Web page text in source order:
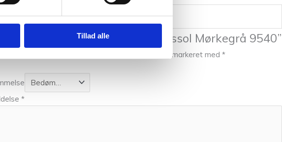
Tillad alle
første til at anmelde “Midnatssol Mørkegrå 9540”
Krævede felter er markeret med *
*